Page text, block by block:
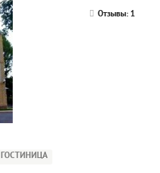
бесплатный WI-FI на всей
Отзывы: 1
ГОСТИНИЦА